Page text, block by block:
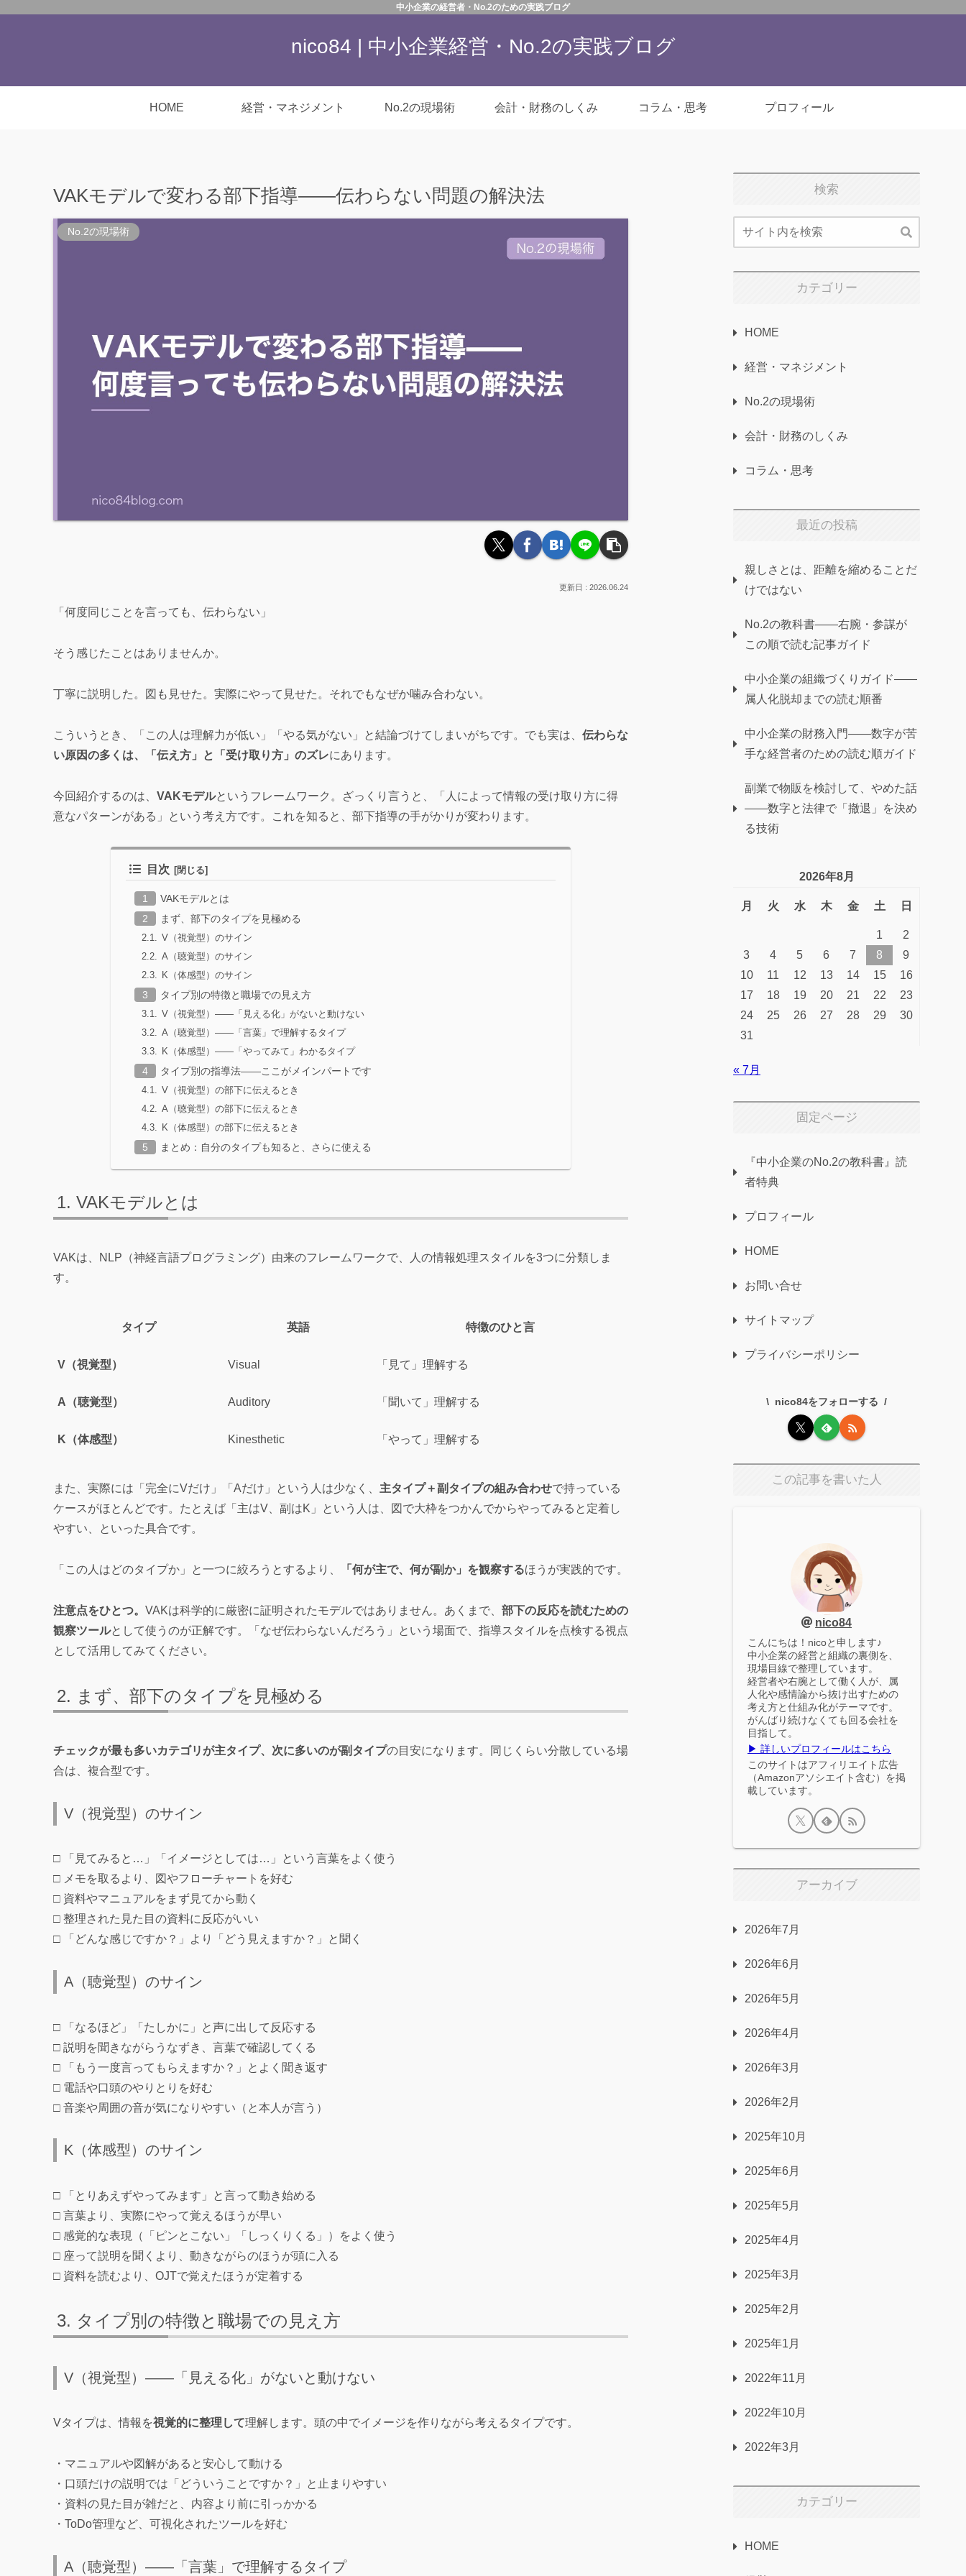
中小企業の経営者・No.2のための実践ブログ
nico84 | 中小企業経営・No.2の実践ブログ
HOME 経営・マネジメント No.2の現場術 会計・財務のしくみ コラム・思考 プロフィール
VAKモデルで変わる部下指導——伝わらない問題の解決法
No.2の現場術
2026.06.24
「何度同じことを言っても、伝わらない」
そう感じたことはありませんか。
丁寧に説明した。図も見せた。実際にやって見せた。それでもなぜか噛み合わない。
こういうとき、「この人は理解力が低い」「やる気がない」と結論づけてしまいがちです。でも実は、 伝わらな
い原因の多くは、「伝え方」と「受け取り方」のズレにあります。
今回紹介するのは、 VAKモデルというフレームワーク。ざっくり言うと、「人によって情報の受け取り方に得
意なパターンがある」という考え方です。これを知ると、部下指導の手がかりが変わります。
目次
VAKモデルとは
まず、部下のタイプを見極める
V（視覚型）のサイン
A（聴覚型）のサイン
K（体感型）のサイン
タイプ別の特徴と職場での見え方
V（視覚型）——「見える化」がないと動けない
A（聴覚型）——「言葉」で理解するタイプ
K（体感型）——「やってみて」わかるタイプ
タイプ別の指導法——ここがメインパートです
V（視覚型）の部下に伝えるとき
A（聴覚型）の部下に伝えるとき
K（体感型）の部下に伝えるとき
まとめ：自分のタイプも知ると、さらに使える
VAKモデルとは
VAKは、NLP（神経言語プログラミング）由来のフレームワークで、人の情報処理スタイルを3つに分類しま
す。
タイプ 英語 特徴のひと言
V（視覚型） Visual 「見て」理解する
A（聴覚型） Auditory 「聞いて」理解する
K（体感型） Kinesthetic 「やって」理解する
また、実際には「完全にVだけ」「Aだけ」という人は少なく、 主タイプ＋副タイプの組み合わせで持っている
ケースがほとんどです。たとえば「主はV、副はK」という人は、図で大枠をつかんでからやってみると定着し
やすい、といった具合です。
「この人はどのタイプか」と一つに絞ろうとするより、 「何が主で、何が副か」を観察するほうが実践的です。
注意点をひとつ。 VAKは科学的に厳密に証明されたモデルではありません。あくまで、 部下の反応を読むための
観察ツールとして使うのが正解です。「なぜ伝わらないんだろう」という場面で、指導スタイルを点検する視点
として活用してみてください。
まず、部下のタイプを見極める
チェックが最も多いカテゴリが主タイプ、次に多いのが副タイプの目安になります。同じくらい分散している場
合は、複合型です。
V（視覚型）のサイン
□ 「見てみると…」「イメージとしては…」という言葉をよく使う
□ メモを取るより、図やフローチャートを好む
□ 資料やマニュアルをまず見てから動く
□ 整理された見た目の資料に反応がいい
□ 「どんな感じですか？」より「どう見えますか？」と聞く
A（聴覚型）のサイン
□ 「なるほど」「たしかに」と声に出して反応する
□ 説明を聞きながらうなずき、言葉で確認してくる
□ 「もう一度言ってもらえますか？」とよく聞き返す
□ 電話や口頭のやりとりを好む
□ 音楽や周囲の音が気になりやすい（と本人が言う）
K（体感型）のサイン
□ 「とりあえずやってみます」と言って動き始める
□ 言葉より、実際にやって覚えるほうが早い
□ 感覚的な表現（「ピンとこない」「しっくりくる」）をよく使う
□ 座って説明を聞くより、動きながらのほうが頭に入る
□ 資料を読むより、OJTで覚えたほうが定着する
タイプ別の特徴と職場での見え方
V（視覚型）——「見える化」がないと動けない
Vタイプは、情報を視覚的に整理して理解します。頭の中でイメージを作りながら考えるタイプです。
・マニュアルや図解があると安心して動ける
・口頭だけの説明では「どういうことですか？」と止まりやすい
・資料の見た目が雑だと、内容より前に引っかかる
・ToDo管理など、可視化されたツールを好む
A（聴覚型）——「言葉」で理解するタイプ
検索
カテゴリー
HOME
経営・マネジメント
No.2の現場術
会計・財務のしくみ
コラム・思考
最近の投稿
親しさとは、距離を縮めることだ
けではない
No.2の教科書——右腕・参謀が
この順で読む記事ガイド
中小企業の組織づくりガイド——
属人化脱却までの読む順番
中小企業の財務入門——数字が苦
手な経営者のための読む順ガイド
副業で物販を検討して、やめた話
——数字と法律で「撤退」を決め
る技術
2026年8月
月 火 水 木 金 土 日
1
2
3
4 5 6 7 8
9
10
11 12 13 14 15
16
17
18 19 20 21 22
23
24
25 26 27 28 29
30
31
« 7月
固定ページ
『中小企業のNo.2の教科書』読
者特典
プロフィール
HOME
お問い合せ
サイトマップ
プライバシーポリシー
nico84をフォローする
この記事を書いた人
nico84
こんにちは！nicoと申します♪
中小企業の経営と組織の裏側を、
現場目線で整理しています。
経営者や右腕として働く人が、属
人化や感情論から抜け出すための
考え方と仕組み化がテーマです。
がんばり続けなくても回る会社を
目指して。
▶ 詳しいプロフィールはこちら
このサイトはアフィリエイト広告
（Amazonアソシエイト含む）を掲
載しています。
アーカイブ
2026年7月
2026年6月
2026年5月
2026年4月
2026年3月
2026年2月
2025年10月
2025年6月
2025年5月
2025年4月
2025年3月
2025年2月
2025年1月
2022年11月
2022年10月
2022年3月
カテゴリー
HOME